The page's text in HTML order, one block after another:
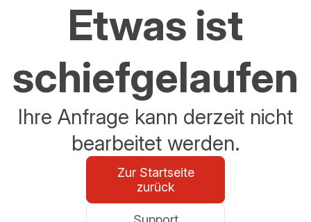
Etwas ist
schiefgelaufen
Ihre Anfrage kann derzeit nicht
bearbeitet werden.
Zur Startseite
zurück